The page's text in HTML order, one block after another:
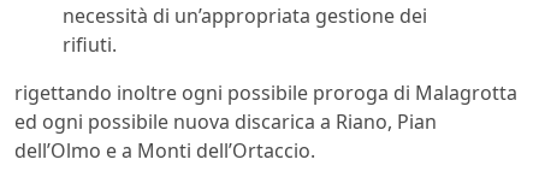
necessità di un’appropriata gestione dei
rifiuti.
rigettando inoltre ogni possibile proroga di Malagrotta
ed ogni possibile nuova discarica a Riano, Pian
dell’Olmo e a Monti dell’Ortaccio.